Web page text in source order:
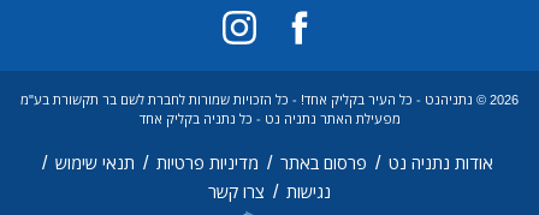
2026 © נתניהנט - כל העיר בקליק אחד! - כל הזכויות שמורות לחברת לשם בר תקשורת בע"מ
מפעילת האתר נתניה נט - כל נתניה בקליק אחד
אודות נתניה נט / פרסום באתר / מדיניות פרטיות / תנאי שימוש /
נגישות / צרו קשר